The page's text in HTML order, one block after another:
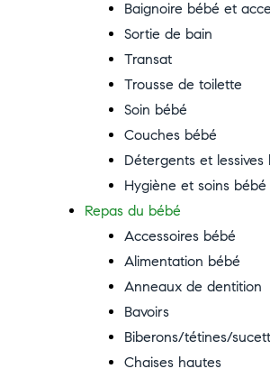
Baignoire bébé et
Sortie de bain
Transat
Trousse de toilette
Soin bébé
Couches bébé
Détergents et lessives
Hygiène et soins bébé
Repas du bébé
Accessoires bébé
Alimentation bébé
Anneaux de dentition
Bavoirs
Biberons/tétines/
Chaises hautes